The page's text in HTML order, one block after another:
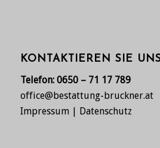
KONTAKTIEREN SIE
Telefon: 0650 – 71 17 789
office@bestattung-bruckner.at
Impressum| Datenschutz